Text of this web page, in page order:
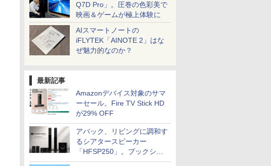
Q7D Pro」。圧巻の色彩美で
映画＆ゲームが極上体験に
AIスマートノートの
iFLYTEK「AINOTE 2」はな
ぜ魅力的なのか？
最新記事
Amazonデバイス対象のサマ
ーセール。Fire TV Stick HD
が29% OFF
アバック、リビングに調和す
るシアタースピーカー
「HFSP250」。ブックシェ
ルフはペア3万円以下